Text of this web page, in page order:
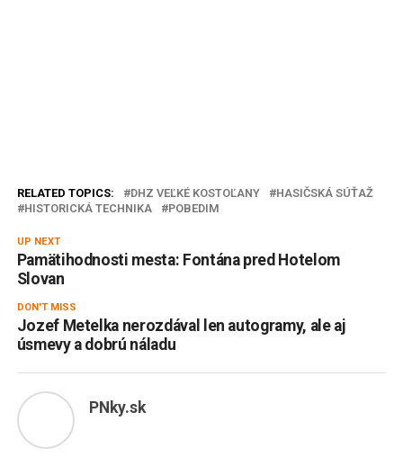
RELATED TOPICS: DHZ VEĽKÉ KOSTOĽANY
HASIČSKÁ SÚŤAŽ
HISTORICKÁ TECHNIKA
POBEDIM
UP NEXT
Pamätihodnosti mesta: Fontána pred Hotelom
Slovan
DON'T MISS
Jozef Metelka nerozdával len autogramy, ale aj
úsmevy a dobrú náladu
PNky.sk